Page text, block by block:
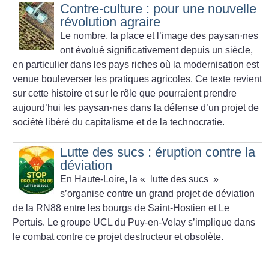
Contre-culture : pour une nouvelle
révolution agraire
Le nombre, la place et l’image des paysan·nes
ont évolué significativement depuis un siècle,
en particulier dans les pays riches où la modernisation est
venue bouleverser les pratiques agricoles. Ce texte revient
sur cette histoire et sur le rôle que pourraient prendre
aujourd’hui les paysan·nes dans la défense d’un projet de
société libéré du capitalisme et de la technocratie.
Lutte des sucs : éruption contre la
déviation
En Haute-Loire, la « lutte des sucs »
s’organise contre un grand projet de déviation
de la RN88 entre les bourgs de Saint-Hostien et Le
Pertuis. Le groupe UCL du Puy-en-Velay s’implique dans
le combat contre ce projet destructeur et obsolète.